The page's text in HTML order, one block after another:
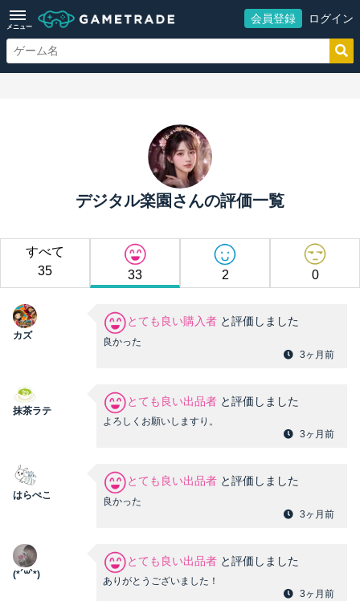
メニュー
会員登録 ログイン
デジタル楽園さんの評価一覧
すべて
35
33 2 0
カズ
とても良い購入者 と評価しました
良かった
3ヶ月前
抹茶ラテ
とても良い出品者 と評価しました
よろしくお願いしますり。
3ヶ月前
はらぺこ
とても良い出品者 と評価しました
良かった
3ヶ月前
(*´꒳`*)
とても良い出品者 と評価しました
ありがとうございました！
3ヶ月前